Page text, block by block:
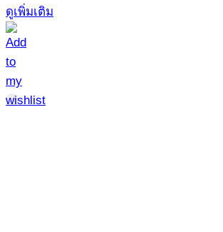
ดูเพิ่มเติม